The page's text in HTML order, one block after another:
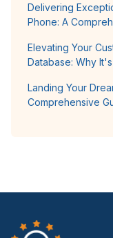
Delivering
Phone: A
Elevating Your
Database: Why
Landing Your
Comprehensive